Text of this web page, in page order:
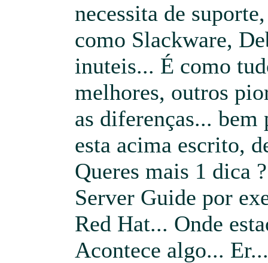
necessita de
como Slackware,
inuteis... É como
melhores, outros
as diferenças... bem
esta acima escrito,
Queres mais 1 dica
Server Guide por
Red Hat... Onde
Acontece algo...